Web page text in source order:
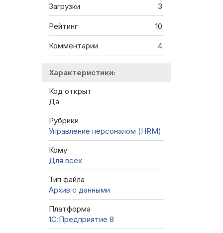
Загрузки 3
Рейтинг 10
Комментарии 4
Характеристики:
Код открыт
Да
Рубрики
Управление персоналом (HRM)
Кому
Для всех
Тип файла
Архив с данными
Платформа
1С:Предприятие 8